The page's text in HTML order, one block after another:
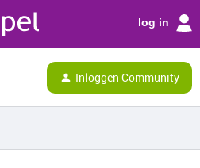
log in
Inloggen Community